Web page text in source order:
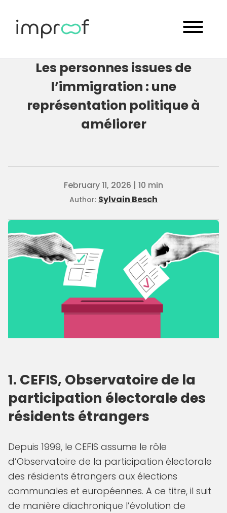
Les personnes issues de
l’immigration : une
représentation politique à
améliorer
February 11, 2026 | 10 min
Author: Sylvain Besch
1. CEFIS, Observatoire de la
participation électorale des
résidents étrangers
Depuis 1999, le CEFIS assume le rôle
d’Observatoire de la participation électorale
des résidents étrangers aux élections
communales et européennes. A ce titre, il suit
de manière diachronique l’évolution de